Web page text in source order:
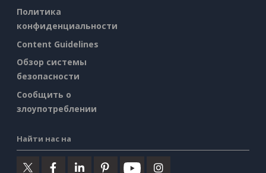
Политика
конфиденциальности
Content Guidelines
Обзор системы
безопасности
Сообщить о
злоупотреблении
Найти нас на